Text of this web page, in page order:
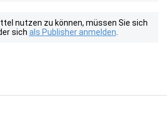
nutzen zu können, müssen Sie sich
sich als Publisher anmelden